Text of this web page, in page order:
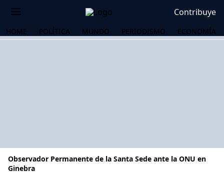
Contribuye
HOME POLÍTICA MUNDO PERIODISMO ECONOMÍA
Observador Permanente de la Santa Sede ante la ONU en
Ginebra